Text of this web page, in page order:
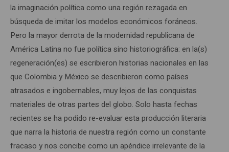
la imaginación política como una región rezagada en
búsqueda de imitar los modelos económicos foráneos.
Pero la mayor derrota de la modernidad republicana de
América Latina no fue política sino historiográfica: en la(s)
regeneración(es) se escribieron historias nacionales en las
que Colombia y México se describieron como países
atrasados e ingobernables, muy lejos de las conquistas
materiales de otras partes del globo. Solo hasta fechas
recientes se ha podido re-evaluar esta producción literaria
que narra la historia de nuestra región como un constante
fracaso y nos concibe como un apéndice irrelevante de la